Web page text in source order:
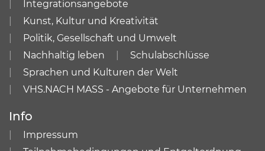
Integrationsangebote
Kunst, Kultur und Kreativität
Politik, Gesellschaft und Umwelt
Nachhaltig leben
Schulabschlüsse
Sprachen und Kulturen der Welt
VHS.NACH MASS - Angebote für Unternehmen
Info
Impressum